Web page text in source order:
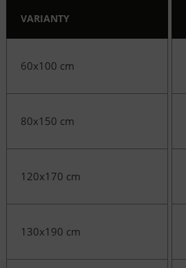
VARIANTY
60x100 cm
80x150 cm
120x170 cm
130x190 cm